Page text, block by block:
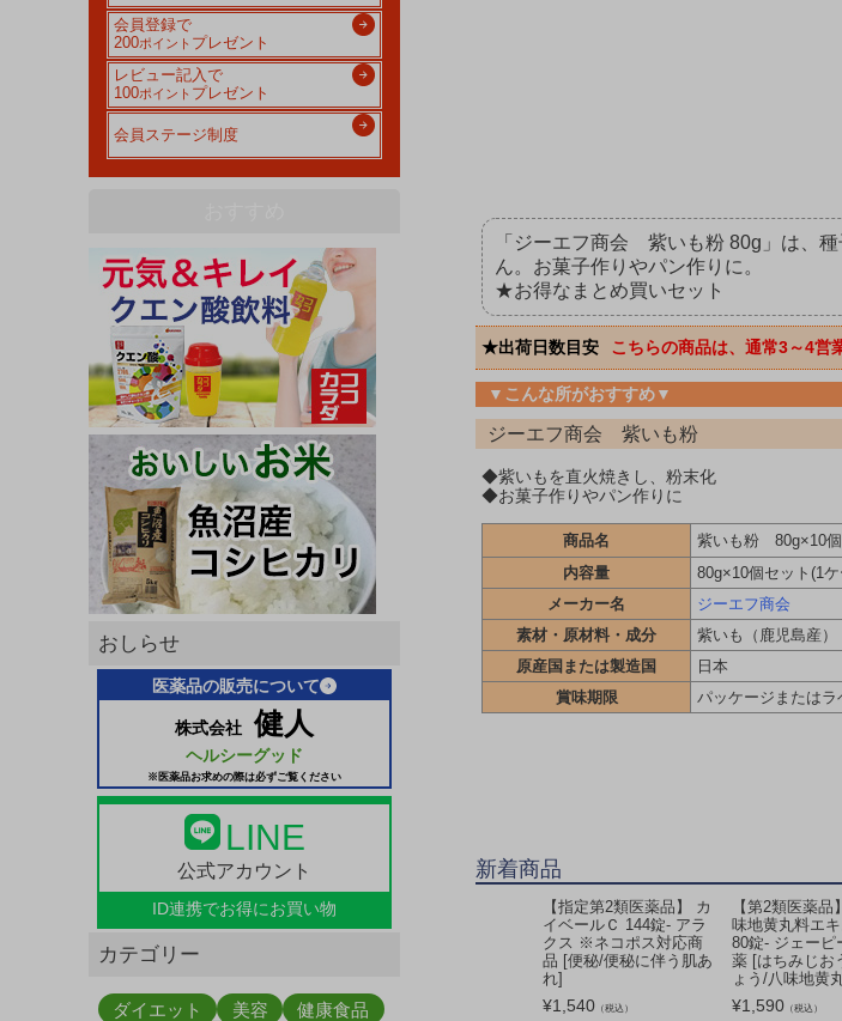
会員登録で
200ポイント プレゼント
レビュー記入で
100ポイント プレゼント
会員ステージ制度
おしらせ
医薬品の販売について
株式会社 健人
ヘルシーグッド
※医薬品お求めの際は必ずご覧ください
LINE
公式アカウント
ID連携でお得にお買い物
カテゴリー
ダイエット 美容
健康食品
「ジーエフ商会 紫いも粉 80g」は、
ん。お菓子作りやパン作りに。
★お得なまとめ買いセット
★出荷日数目安 こちらの商品は、通常3～4営
▼こんな所がおすすめ▼
ジーエフ商会 紫いも粉
◆紫いもを直火焼きし、粉末化
◆お菓子作りやパン作りに
商品名 紫いも粉 80g×10個
内容量
80g×10個セット(1ケ
メーカー名
ジーエフ商会
素材・原材料・成分
紫いも（鹿児島産）
原産国または製造国
日本
賞味期限
パッケージまたはラ
新着商品
【指定第2類医薬品】 カ
イベールＣ 144錠- アラ
クス ※ネコポス対応商
品 [便秘/便秘に伴う肌あ
れ]
¥1,540 （税込）
【第2類医薬品
味地黄丸料エ
80錠- ジェーピ
薬 [はちみじお
ょう/八味地黄
¥1,590 （税込）